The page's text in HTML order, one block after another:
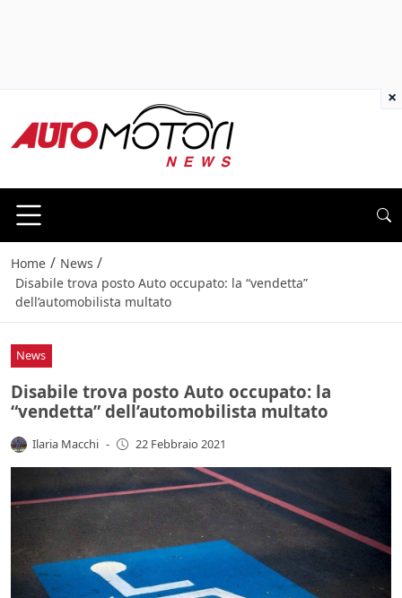
Home / News /
Disabile trova posto Auto occupato: la “vendetta”
dell’automobilista multato
News
Disabile trova posto Auto occupato: la
“vendetta” dell’automobilista multato
Ilaria Macchi - 22 Febbraio 2021
×